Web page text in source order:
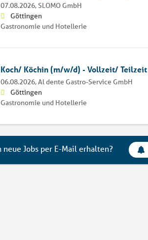
07.08.2026, SLOMO GmbH
Göttingen
Gastronomie und Hotellerie
Koch/ Köchin (m/w/d) - Vollzeit/ Teilzeit
06.08.2026,Al dente Gastro-Service GmbH
Göttingen
Gastronomie und Hotellerie
Jobs per E-Mail erhalten?